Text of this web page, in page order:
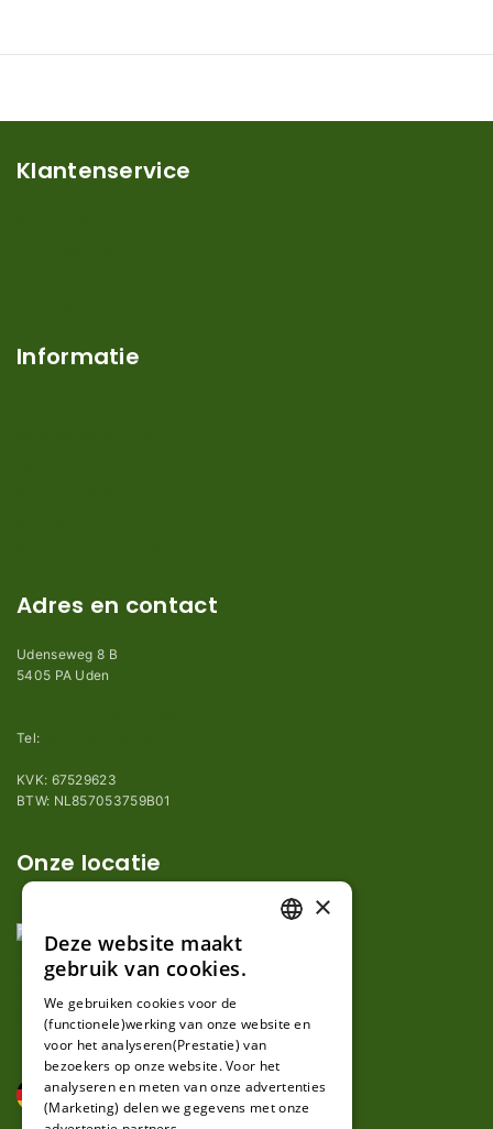
Klantenservice
Informatie
Adres en contact
Udenseweg 8 B
5405 PA Uden
Tel:
KVK: 67529623
BTW: NL857053759B01
Onze locatie
GERMAN
×
Deze website maakt
gebruik van cookies.
We gebruiken cookies voor de
(functionele)werking van onze website en
voor het analyseren(Prestatie) van
bezoekers op onze website. Voor het
analyseren en meten van onze advertenties
(Marketing) delen we gegevens met onze